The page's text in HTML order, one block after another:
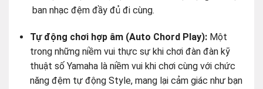
năng đệm tự động Style, mang lại cảm giác như bạn
chơi một mình. Chúng tôi đã chuẩn bị rất nhiều nội
dung bài học video để giúp bạn cải thiện kỹ năng của
mình nhanh hơn và thú vị hơn. Bạn có thể sử dụng
các video bài học dành riêng cho nhạc cụ này để